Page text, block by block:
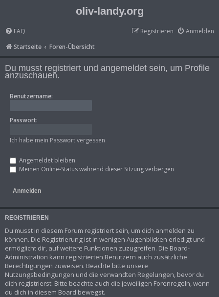
oliv-landy.org
FAQ Anmelden
Registrieren
Startseite
Foren-Übersicht
Du musst registriert und angemeldet sein, um Profile
anzuschauen.
Benutzername:
Passwort:
Ich habe mein Passwort vergessen
Angemeldet bleiben
Meinen Online-Status während dieser Sitzung verbergen
REGISTRIEREN
Du musst in diesem Forum registriert sein, um dich anmelden zu
können. Die Registrierung ist in wenigen Augenblicken erledigt und
ermöglicht dir, auf weitere Funktionen zuzugreifen. Die Board-
Administration kann registrierten Benutzern auch zusätzliche
Berechtigungen zuweisen. Beachte bitte unsere
Nutzungsbedingungen und die verwandten Regelungen, bevor du
dich registrierst. Bitte beachte auch die jeweiligen Forenregeln, wenn
du dich in diesem Board bewegst.